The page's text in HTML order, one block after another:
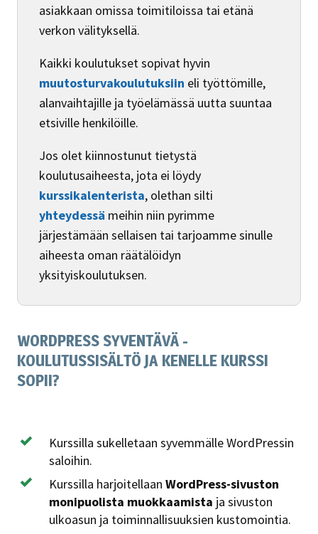
asiakkaan omissa toimitiloissa tai etänä
verkon välityksellä.
Kaikki koulutukset sopivat hyvin
muutosturvakoulutuksiin eli työttömille,
alanvaihtajille ja työelämässä uutta suuntaa
etsiville henkilöille.
Jos olet kiinnostunut tietystä
koulutusaiheesta, jota ei löydy
kurssikalenterista, olethan silti
yhteydessä meihin niin pyrimme
järjestämään sellaisen tai tarjoamme sinulle
aiheesta oman räätälöidyn
yksityiskoulutuksen.
WORDPRESS SYVENTÄVÄ -
KOULUTUSSISÄLTÖ JA KENELLE KURSSI
SOPII?
Kurssilla sukelletaan syvemmälle WordPressin
saloihin.
Kurssilla harjoitellaanWordPress-sivuston
monipuolista muokkaamista ja sivuston
ulkoasun ja toiminnallisuuksien kustomointia.